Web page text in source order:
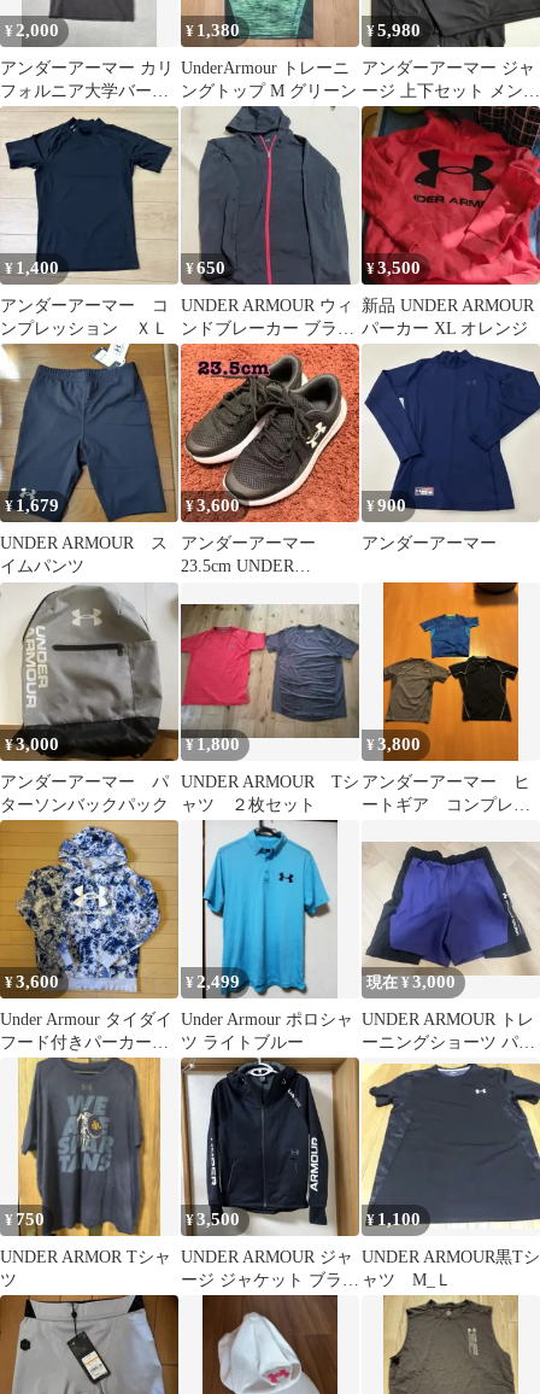
¥ 2,000
アンダーアーマー カリ
フォルニア大学バーク
レー校ロゴTシャツ グ
レー
¥ 1,380
UnderArmour トレーニ
ングトップ M グリーン
¥5,980
アンダーアーマー ジャ
ージ 上下セット メンズ
Lサイズ 新品 未使用
¥ 1,400
アンダーアーマー コ
ンプレッション ＸＬ
¥650
UNDER ARMOUR ウィ
ンドブレーカー ブラッ
ク ピンク
¥3,500
新品 UNDER ARMOUR
パーカー XL オレンジ
¥1,679
UNDER ARMOUR ス
イムパンツ
¥3,600
アンダーアーマー
23.5cm UNDER
ブラック
¥900
アンダーアーマー
¥3,000
アンダーアーマー パ
ターソンバックパック
¥1,800
UNDER ARMOUR Tシ
ャツ ２枚セット
¥3,800
アンダーアーマー ヒ
ートギア コンプレッ
¥3,600
Under Armour タイダイ
フード付きパーカー
¥ 2,499
Under Armour ポロシャ
ツ ライトブルー
現在 ¥3,000
UNDER ARMOUR トレ
ーニングショーツ パー
プル×ブラック M
¥ 750
UNDER ARMOR Tシャ
ツ
¥3,500
UNDER ARMOUR ジャ
ージ ジャケット ブラッ
¥ 1,100
UNDER ARMOUR黒Tシ
ャツ M_Ｌ